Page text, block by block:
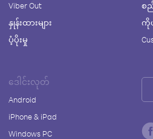
Viber Out
နှုန်းထားများ
ပံ့ပိုးမှု
စည်
ကို
ဒေါင်းလုတ်
Android
iPhone & iPad
Windows PC